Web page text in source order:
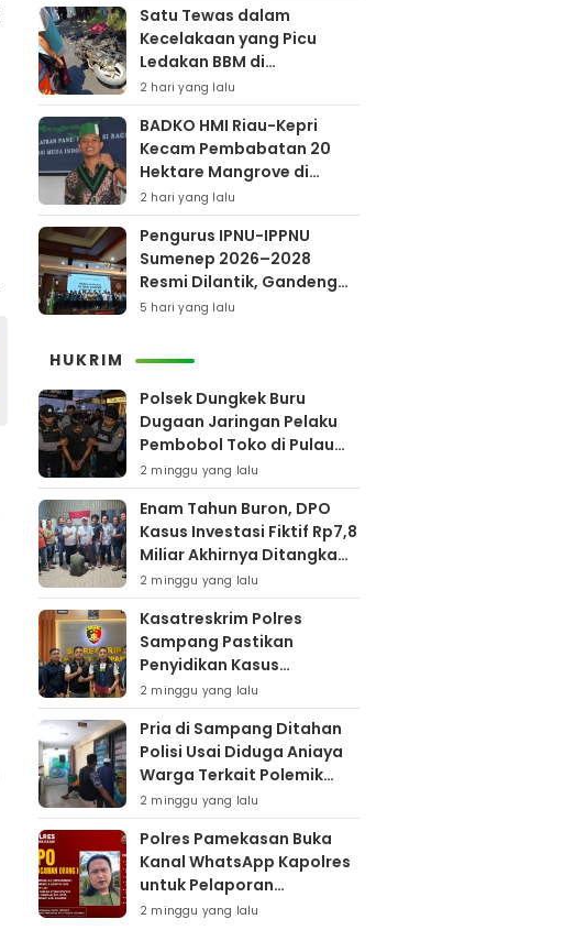
Satu Tewas dalam
Kecelakaan yang Picu
Ledakan BBM di
Pamekasan
2 hari yang lalu
BADKO HMI Riau-Kepri
Kecam Pembabatan 20
Hektare Mangrove di
Bengkalis
2 hari yang lalu
Pengurus IPNU-IPPNU
Sumenep 2026–2028
Resmi Dilantik, Gandeng
Kampus Lewat Program
5 hari yang lalu
HUKRIM
Polsek Dungkek Buru
Dugaan Jaringan Pelaku
Pembobol Toko di Pulau
Gili Iyang
2 minggu yang lalu
Enam Tahun Buron, DPO
Kasus Investasi Fiktif Rp7,8
Miliar Akhirnya Ditangkap
Polres Pamekasan
2 minggu yang lalu
Kasatreskrim Polres
Sampang Pastikan
Penyidikan Kasus
Rudapaksa Anak Berjalan
Sesuai Fakta Hukum
2 minggu yang lalu
Pria di Sampang Ditahan
Polisi Usai Diduga Aniaya
Warga Terkait Polemik
Bansos
2 minggu yang lalu
Polres Pamekasan Buka
Kanal WhatsApp Kapolres
untuk Pelaporan
Keberadaan DPO AEF
2 minggu yang lalu